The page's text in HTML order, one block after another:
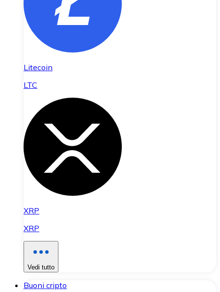
Litecoin
LTC
XRP
XRP
Vedi tutto
Buoni cripto